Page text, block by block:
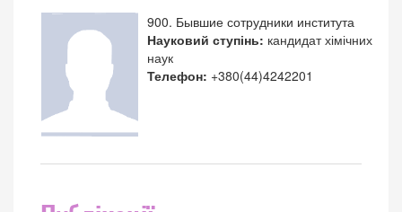
900. Бывшие сотрудники института
Науковий ступінь: кандидат хімічних
наук
Телефон: +380(44)4242201